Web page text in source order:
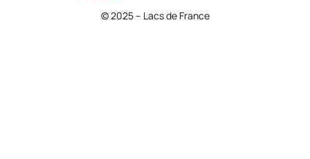
© 2025 – Lacs de France